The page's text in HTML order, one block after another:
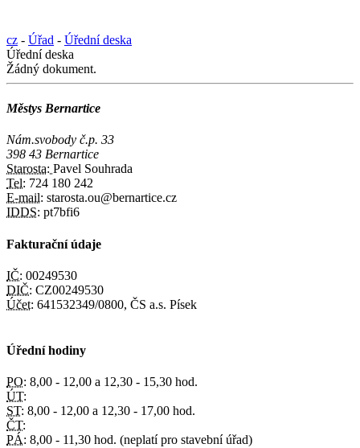
cz - Úřad - Úřední deska
Úřední deska
Žádný dokument.
Městys Bernartice
Nám.svobody č.p. 33
398 43 Bernartice
Starosta: Pavel Souhrada
Tel: 724 180 242
E-mail: starosta.ou@bernartice.cz
IDDS: pt7bfi6
Fakturační údaje
IČ: 00249530
DIČ: CZ00249530
Účet: 641532349/0800, ČS a.s. Písek
Úřední hodiny
PO: 8,00 - 12,00 a 12,30 - 15,30 hod.
ÚT:
ST: 8,00 - 12,00 a 12,30 - 17,00 hod.
ČT:
PÁ: 8,00 - 11,30 hod. (neplatí pro stavební úřad)